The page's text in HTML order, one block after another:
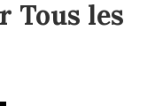
Tous les